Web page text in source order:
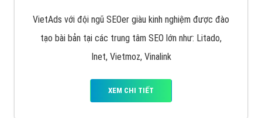
VietAds với đội ngũ SEOer giàu kinh nghiệm được đào
tạo bài bản tại các trung tâm SEO lớn như: Litado,
Inet, Vietmoz, Vinalink
XEM CHI TIẾT